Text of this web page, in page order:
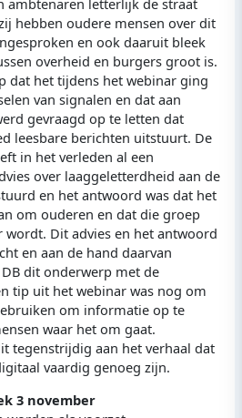
ambtenaren letterlijk de straat
hebben oudere mensen over dit
en ook daaruit bleek
overheid en burgers groot is.
dat het tijdens het webinar ging
van signalen en dat aan
gevraagd op te letten dat
leesbare berichten uitstuurt. De
in het verleden al een
over laaggeletterdheid aan de
en het antwoord was dat het
om ouderen en dat die groep
wordt. Dit advies en het antwoord
en aan de hand daarvan
dit onderwerp met de
tip uit het webinar was nog om
om informatie op te
waar het om gaat.
tegenstrijdig aan het verhaal dat
vaardig genoeg zijn.
3 november